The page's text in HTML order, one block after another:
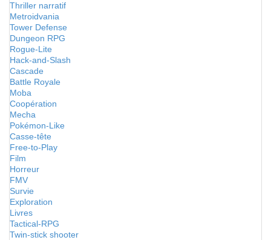
Thriller narratif
Metroidvania
Tower Defense
Dungeon RPG
Rogue-Lite
Hack-and-Slash
Cascade
Battle Royale
Moba
Coopération
Mecha
Pokémon-Like
Casse-tête
Free-to-Play
Film
Horreur
FMV
Survie
Exploration
Livres
Tactical-RPG
Twin-stick shooter